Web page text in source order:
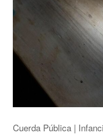
Cuerda Pública |